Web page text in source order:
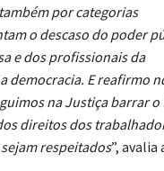
por categorias
o descaso do poder
e dos profissionais da
democracia. E reafirmo
na Justiça barrar
direitos dos
respeitados”, avalia